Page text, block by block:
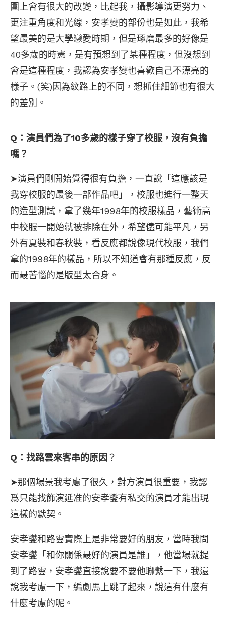
圍上會有很大的改變，比起我，攝影導演更努力、
更注重角度和光線，安孝燮的部份也是如此，我希
望最美的是大學戀愛時期，但是琢磨最多的好像是
40多歲的時憲，是有預想到了某種程度，但沒想到
會是這種程度，我認為安孝燮也喜歡自己不漂亮的
樣子。(笑)因為紋路上的不同，想抓住細節也有很大
的差別。
Q：演員們為了10多歲的樣子穿了校服，沒有負擔
嗎？
➤演員們剛開始覺得很有負擔，一直說「這應該是
我穿校服的最後一部作品吧」，校服也進行一整天
的造型測試，拿了幾年1998年的校服樣品，藝術高
中校服一開始就被排除在外，希望儘可能平凡，另
外有夏裝和春秋裝，看反應都說像現代校服，我們
拿的1998年的樣品，所以不知道會有那種反應，反
而最苦惱的是版型太合身。
Q：找路雲來客串的原因 ？
➤那個場景我考慮了很久，對方演員很重要，我認
爲只能找飾演延准的安孝燮有私交的演員才能出現
這樣的默契。
安孝燮和路雲實際上是非常要好的朋友，當時我問
安孝燮「和你關係最好的演員是誰」，他當場就提
到了路雲，安孝燮直接說要不要他聯繫一下，我還
說我考慮一下，編劇馬上跳了起來，說這有什麼有
什麼考慮的呢。